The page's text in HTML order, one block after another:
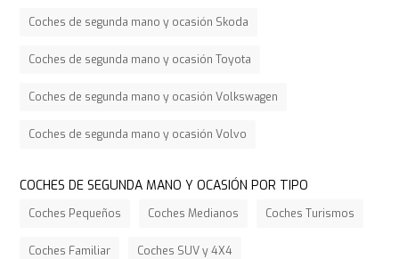
Coches de segunda mano y ocasión Skoda
Coches de segunda mano y ocasión Toyota
Coches de segunda mano y ocasión Volkswagen
Coches de segunda mano y ocasión Volvo
COCHES DE SEGUNDA MANO Y OCASIÓN POR TIPO
Coches Pequeños Coches Medianos Coches Turismos
Coches Familiar Coches SUV y 4X4